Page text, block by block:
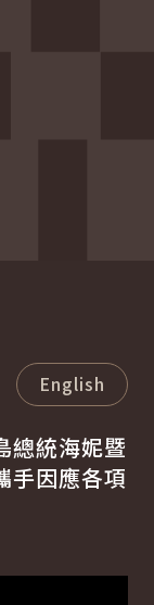
English
總統海妮暨
因應各項